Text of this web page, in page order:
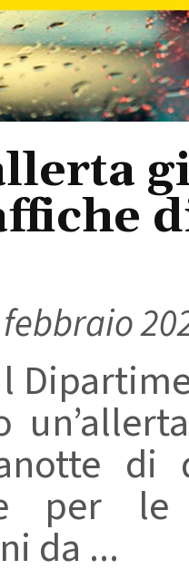
di
per le
da ...